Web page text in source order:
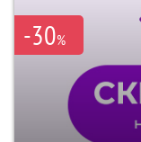
-30%